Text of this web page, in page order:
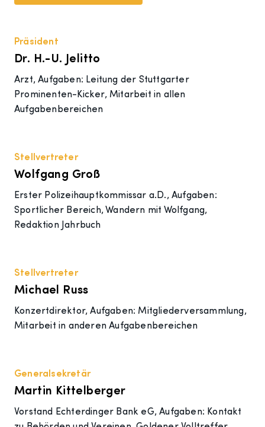
Präsident
Dr. H.-U. Jelitto
Arzt, Aufgaben: Leitung der Stuttgarter
Prominenten-Kicker, Mitarbeit in allen
Aufgabenbereichen
Stellvertreter
Wolfgang Groß
Erster Polizeihauptkommissar a.D., Aufgaben:
Sportlicher Bereich, Wandern mit Wolfgang,
Redaktion Jahrbuch
Stellvertreter
Michael Russ
Konzertdirektor, Aufgaben: Mitgliederversammlung,
Mitarbeit in anderen Aufgabenbereichen
Generalsekretär
Martin Kittelberger
Vorstand Echterdinger Bank eG, Aufgaben: Kontakt